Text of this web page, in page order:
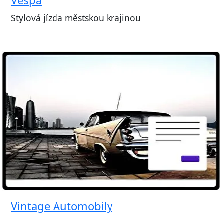
Stylová jízda městskou krajinou
Vintage Automobily